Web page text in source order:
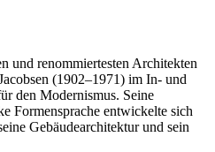
und renommiertesten Architekten
(1902–1971) im In- und
den Modernismus. Seine
Formensprache entwickelte sich
Gebäudearchitektur und sein